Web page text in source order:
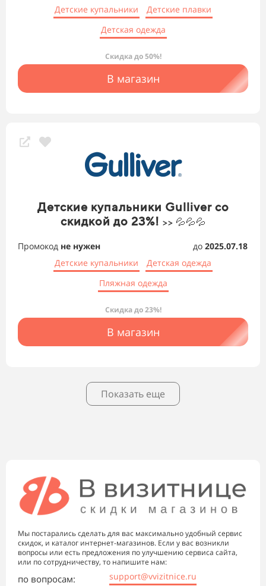
Детские купальники
Детские плавки
Детская одежда
Скидка до 50%!
В магазин
Детские купальники Gulliver со
скидкой до 23%! >> 💦💦💦
Промокод не нужен до 2025.07.18
Детские купальники
Детская одежда
Пляжная одежда
Скидка до 23%!
В магазин
Показать еще
Мы постарались сделать для вас максимально удобный сервис
скидок, и каталог интернет-магазинов. Если у вас возникли
вопросы или есть предложения по улучшению сервиса сайта,
или по сотрудничеству, то напишите нам:
по вопросам: support@vvizitnice.ru